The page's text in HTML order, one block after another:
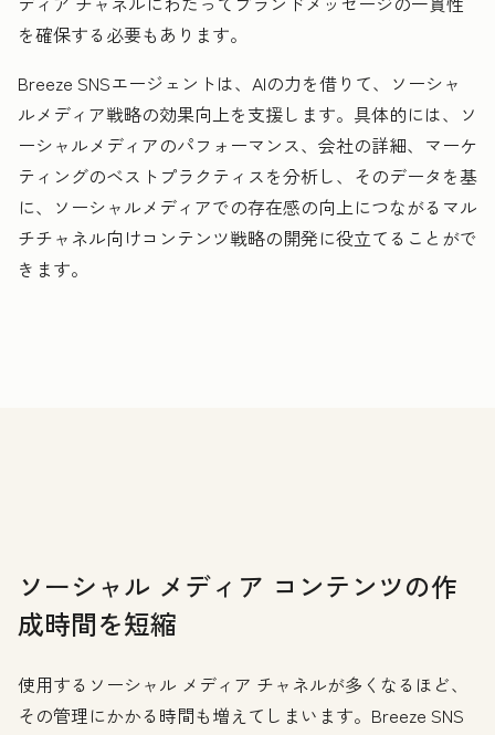
を確保する必要もあります。
Breeze SNSエージェントは、AIの力を借りて、ソーシャ
ルメディア戦略の効果向上を支援します。具体的には、ソ
ーシャルメディアのパフォーマンス、会社の詳細、マーケ
ティングのベストプラクティスを分析し、そのデータを基
に、ソーシャルメディアでの存在感の向上につながるマル
チチャネル向けコンテンツ戦略の開発に役立てることがで
きます。
ソーシャル メディア コンテンツの作
成時間を短縮
使用するソーシャル メディア チャネルが多くなるほど、
その管理にかかる時間も増えてしまいます。Breeze SNS